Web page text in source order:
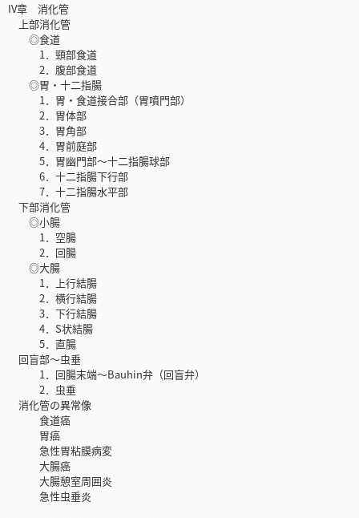
IV章 消化管
上部消化管
◎食道
1．頸部食道
2．腹部食道
◎胃・十二指腸
1．胃・食道接合部（胃噴門部）
2．胃体部
3．胃角部
4．胃前庭部
5．胃幽門部～十二指腸球部
6．十二指腸下行部
7．十二指腸水平部
下部消化管
◎小腸
1．空腸
2．回腸
◎大腸
1．上行結腸
2．横行結腸
3．下行結腸
4．S状結腸
5．直腸
回盲部～虫垂
1．回腸末端～Bauhin弁（回盲弁）
2．虫垂
消化管の異常像
食道癌
胃癌
急性胃粘膜病変
大腸癌
大腸憩室周囲炎
急性虫垂炎